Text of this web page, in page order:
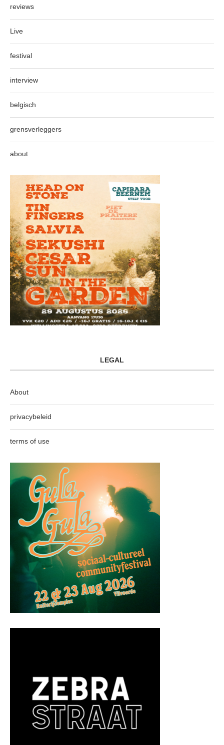
reviews
Live
festival
interview
belgisch
grensverleggers
about
LEGAL
About
privacybeleid
terms of use